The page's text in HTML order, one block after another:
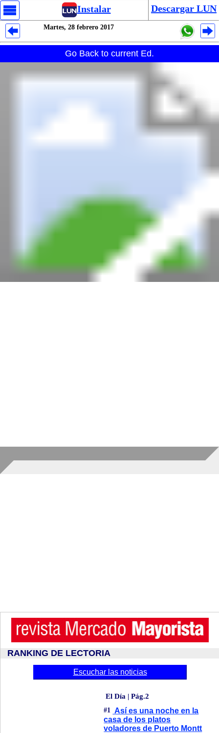
Instalar Descargar LUN
Martes, 28 febrero 2017
Go Back to current Ed.
RANKING DE LECTORIA
Escuchar las noticias
El Día | Pág.2
#1 Así es una noche en la
casa de los platos
voladores de Puerto Montt
Despliegues Analytics
Despliegues Totales
Despliegues por Rubros